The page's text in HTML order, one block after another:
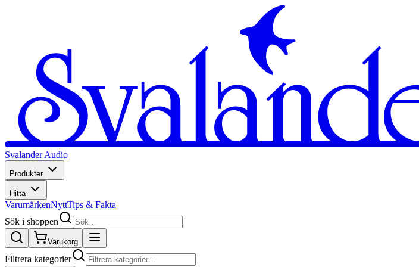
Svalander Audio
Produkter
Hitta
VarumärkenNyttTips & Fakta
Sök i shoppen
Varukorg
Filtrera kategorier